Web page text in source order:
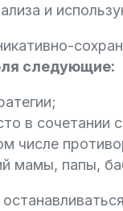
и
следующие:
в сочетании
числе
мамы, папы,